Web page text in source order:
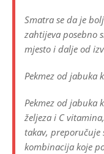
Smatra se da je
zahtijeva posebno
mjesto i dalje od
Pekmez od jabuka
Pekmez od jabuka
željeza i C
takav, preporučuje
kombinacija koje